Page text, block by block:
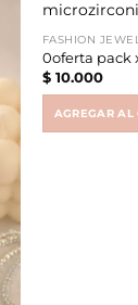
FASHION
0oferta pack
$10.000
AGREGAR AL